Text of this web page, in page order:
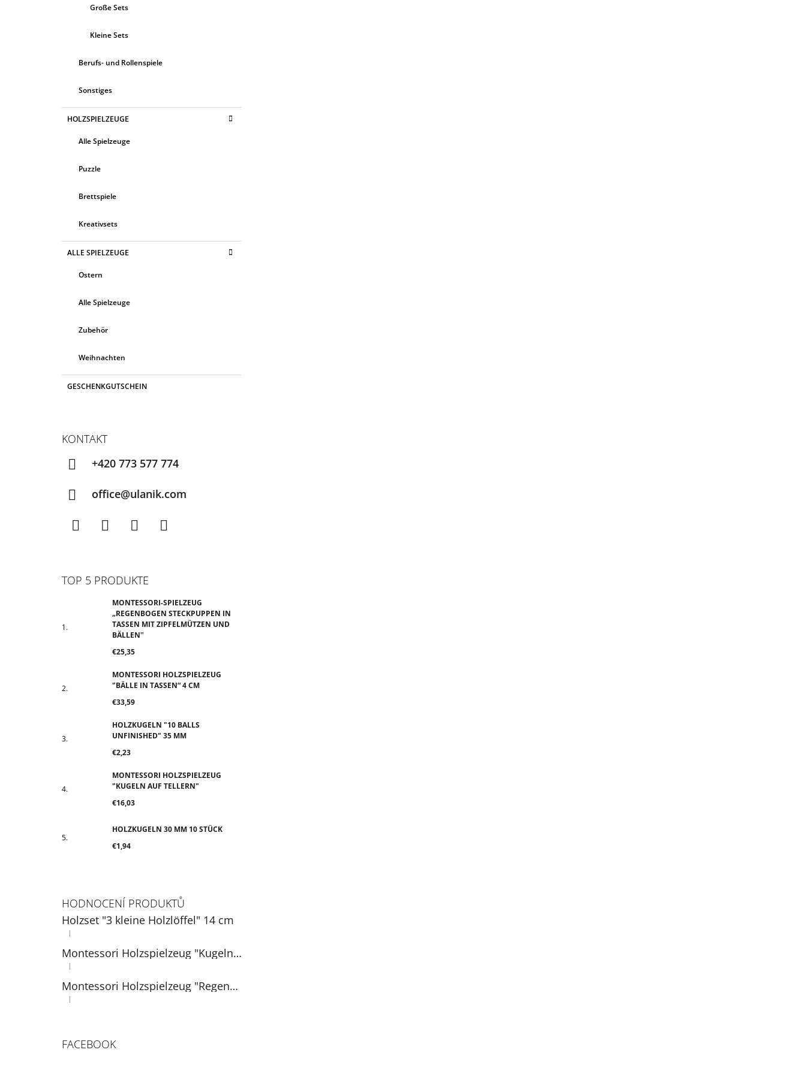
Große Sets
Kleine Sets
Berufs- und Rollenspiele
Sonstiges
HOLZSPIELZEUGE
Alle Spielzeuge
Puzzle
Brettspiele
Kreativsets
ALLE SPIELZEUGE
Ostern
Alle Spielzeuge
Zubehör
Weihnachten
GESCHENKGUTSCHEIN
KONTAKT
+420 773 577 774
office@ulanik.com
TOP 5 PRODUKTE
MONTESSORI-SPIELZEUG
„REGENBOGEN STECKPUPPEN IN
TASSEN MIT ZIPFELMÜTZEN UND
BÄLLEN‟
€25,35
MONTESSORI HOLZSPIELZEUG
"BÄLLE IN TASSEN“ 4 CM
€33,59
HOLZKUGELN "10 BALLS
UNFINISHED" 35 MM
€2,23
MONTESSORI HOLZSPIELZEUG
"KUGELN AUF TELLERN"
€16,03
HOLZKUGELN 30 MM 10 STÜCK
€1,94
HODNOCENÍ PRODUKTŮ
Holzset "3 kleine Holzlöffel" 14 cm
Die Produktbewertung beträgt 5 von 5 Sternen.
|
Montessori Holzspielzeug "Kugeln auf Tellern"
Die Produktbewertung beträgt 5 von 5 Sternen.
|
Montessori Holzspielzeug "Regenbogen: Bälle in Tassen" 3 cm
Die Produktbewertung beträgt 5 von 5 Sternen.
|
FACEBOOK